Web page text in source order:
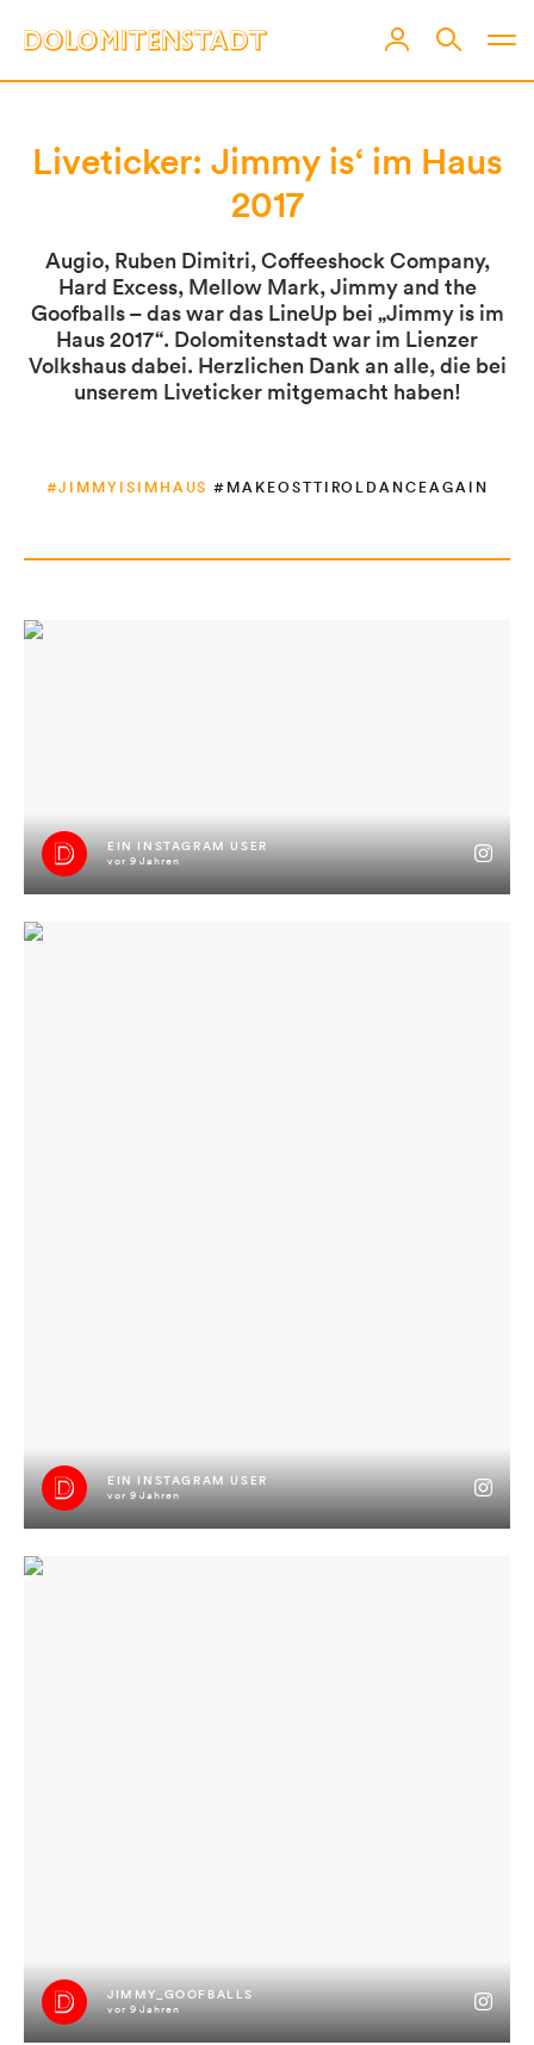
Liveticker: Jimmy is‘ im Haus
2017
Augio, Ruben Dimitri, Coffeeshock Company,
Hard Excess, Mellow Mark, Jimmy and the
Goofballs – das war das LineUp bei „Jimmy is im
Haus 2017“. Dolomitenstadt war im Lienzer
Volkshaus dabei. Herzlichen Dank an alle, die bei
unserem Liveticker mitgemacht haben!
#JIMMYISIMHAUS #MAKEOSTTIROLDANCEAGAIN
EIN INSTAGRAM USER
vor 9 Jahren
#jimmyisimhaus #gnackwatschn
EIN INSTAGRAM USER
vor 9 Jahren
Zum gewinnen anfoch des Bild liken und in die Kommentare den
Mensch markieren, mit dem ihr zum Konzert kembs, und schon
JIMMY_GOOFBALLS
vor 9 Jahren